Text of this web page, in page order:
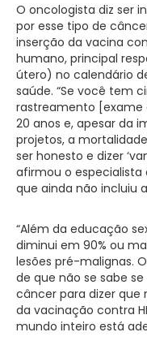
O oncologista diz ser
por esse tipo de
inserção da vacina
humano, principal
útero) no calendário
saúde. “Se você tem
rastreamento [exame
20 anos e, apesar da
projetos, a
ser honesto e dizer
afirmou o especialista
que ainda não incluiu
“Além da educação
diminui em 90% ou
lesões pré-malignas.
de que não se sabe
câncer para dizer que
da vacinação contra
mundo inteiro está